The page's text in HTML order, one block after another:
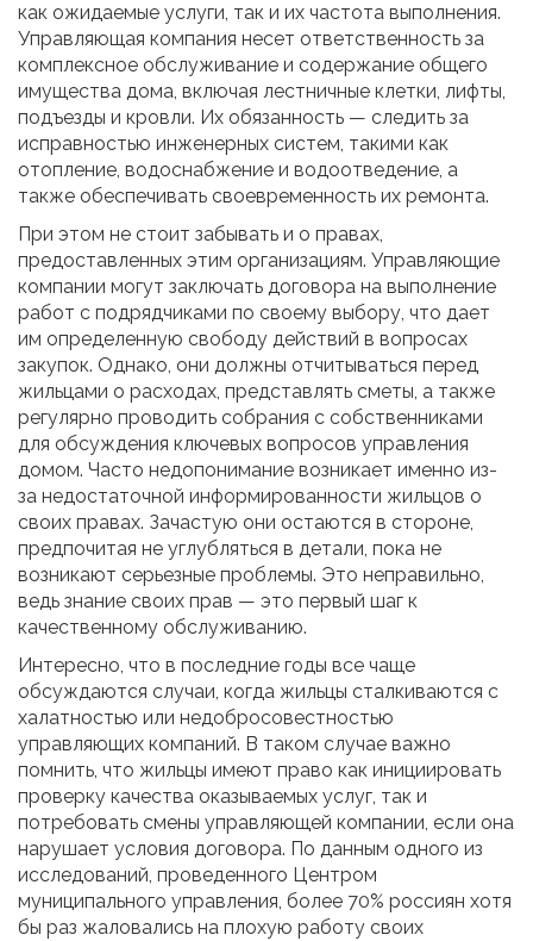
как ожидаемые услуги, так и их частота выполнения.
Управляющая компания несет ответственность за
комплексное обслуживание и содержание общего
имущества дома, включая лестничные клетки, лифты,
подъезды и кровли. Их обязанность — следить за
исправностью инженерных систем, такими как
отопление, водоснабжение и водоотведение, а
также обеспечивать своевременность их ремонта.
При этом не стоит забывать и о правах,
предоставленных этим организациям. Управляющие
компании могут заключать договора на выполнение
работ с подрядчиками по своему выбору, что дает
им определенную свободу действий в вопросах
закупок. Однако, они должны отчитываться перед
жильцами о расходах, представлять сметы, а также
регулярно проводить собрания с собственниками
для обсуждения ключевых вопросов управления
домом. Часто недопонимание возникает именно из-
за недостаточной информированности жильцов о
своих правах. Зачастую они остаются в стороне,
предпочитая не углубляться в детали, пока не
возникают серьезные проблемы. Это неправильно,
ведь знание своих прав — это первый шаг к
качественному обслуживанию.
Интересно, что в последние годы все чаще
обсуждаются случаи, когда жильцы сталкиваются с
халатностью или недобросовестностью
управляющих компаний. В таком случае важно
помнить, что жильцы имеют право как инициировать
проверку качества оказываемых услуг, так и
потребовать смены управляющей компании, если она
нарушает условия договора. По данным одного из
исследований, проведенного Центром
муниципального управления, более 70% россиян хотя
бы раз жаловались на плохую работу своих